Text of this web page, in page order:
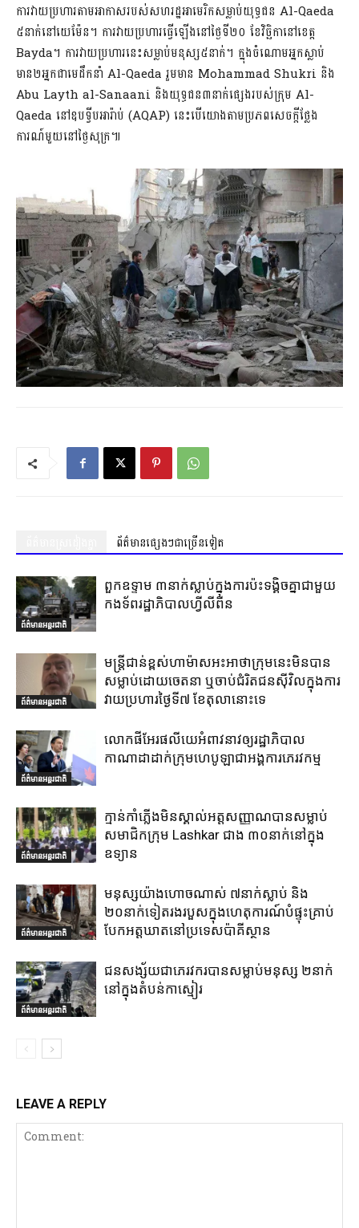
ការវាយប្រហារតាមអាកាសរបស់សហរដ្ឋអាមេរិកសម្លាប់យុទ្ធជន Al-Qaeda
៥នាក់នៅយេម៉ែន។ ការវាយប្រហារធ្វើឡើងនៅថ្ងៃទី២០ ខែវិច្ឆិកានៅខេត្ត
Bayda។ ការវាយប្រហារនេះសម្លាប់មនុស្ស៥នាក់។ ក្នុងចំណោមអ្នកស្លាប់
មាន២អ្នកជាមេដឹកនាំ Al-Qaeda រួមមាន Mohammad Shukri និង
Abu Layth al-Sanaani និងយុទ្ធជន៣នាក់ផ្សេងរបស់ក្រុម Al-
Qaeda នៅឧបទ្វីបអារ៉ាប់ (AQAP) នេះបើយោងតាមប្រភពសេចក្តីថ្លែង
ការណ៍មួយនៅថ្ងៃសុក្រ៕
ព័ត៌មានផ្សេងៗជាច្រើនទៀត
ព័ត៌មានអន្តរជាតិ
ពួកឧទ្ទាម ៣នាក់ស្លាប់ក្នុងការប៉ះទង្គិចគ្នាជាមួយ
កងទ័ពរដ្ឋាភិបាលហ្វីលីពីន
ព័ត៌មានអន្តរជាតិ
មន្ត្រីជាន់ខ្ពស់ហាម៉ាសអះអាថាក្រុមនេះមិនបាន
សម្លាប់ដោយចេតនា ឬចាប់ជំរិតជនស៊ីវិលក្នុងការ
វាយប្រហារថ្ងៃទី៧ ខែតុលានោះទេ
ព័ត៌មានអន្តរជាតិ
លោកផីអែរផលីយេអំពាវនាវឲ្យរដ្ឋាភិបាល
កាណាដាដាក់ក្រុមហេបូឡាជាអង្គការភេរវកម្ម
ព័ត៌មានអន្តរជាតិ
ក្មាន់កាំភ្លើងមិនស្គាល់អត្តសញ្ញាណបានសម្លាប់
សមាជិកក្រុម Lashkar ជាង ៣០នាក់នៅក្នុង
ឧទ្យាន
ព័ត៌មានអន្តរជាតិ
មនុស្សយ៉ាងហោចណាស់ ៧នាក់ស្លាប់ និង
២០នាក់ទៀតរងរបួសក្នុងហេតុការណ៍បំផ្ទុះគ្រាប់
បែកអត្តឃាតនៅប្រទេសប៉ាគីស្ថាន
ព័ត៌មានអន្តរជាតិ
ជនសង្ស័យជាភេរវករបានសម្លាប់មនុស្ស ២នាក់
នៅក្នុងតំបន់កាស្មៀរ
LEAVE A REPLY